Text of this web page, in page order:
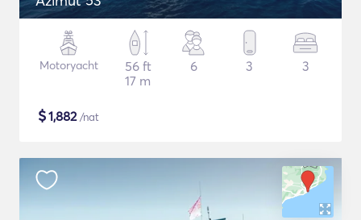
Motoryacht
56 ft
17 m
6 3 3
$1,882/nat